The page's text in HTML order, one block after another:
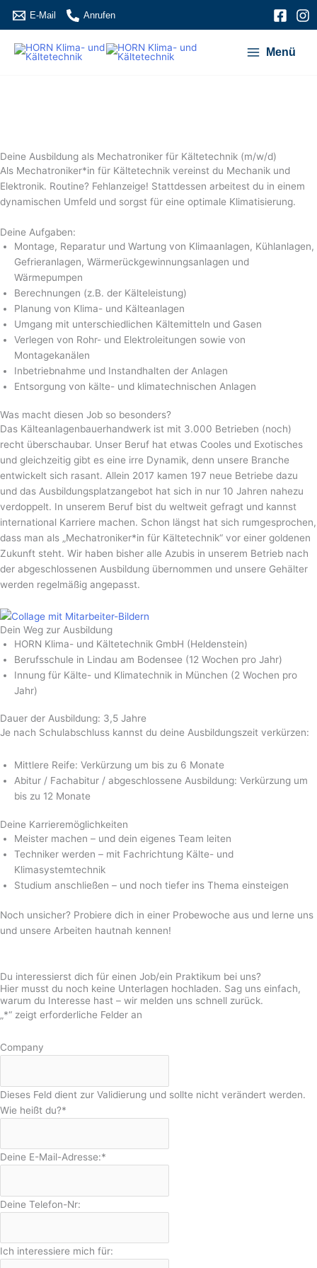
Inhalt
E-Mail Anrufen
Menü
Deine Aus­bildung als Mecha­troniker für Kälte­technik (m/w/d)
Als Mechatroniker*in für Kältetechnik vereinst du Mechanik und
Elektronik. Routine? Fehlanzeige! Stattdessen arbeitest du in einem
dynamischen Umfeld und sorgst für eine optimale Klimatisierung.
Deine Aufgaben:
Montage, Reparatur und Wartung von Klimaanlagen, Kühlanlagen,
Gefrieranlagen, Wärmerückgewinnungsanlagen und
Wärmepumpen
Berechnungen (z.B. der Kälteleistung)
Planung von Klima- und Kälteanlagen
Umgang mit unterschiedlichen Kältemitteln und Gasen
Verlegen von Rohr- und Elektroleitungen sowie von
Montagekanälen
Inbetriebnahme und Instandhalten der Anlagen
Entsorgung von kälte- und klimatechnischen Anlagen
Was macht diesen Job so besonders?
Das Kälteanlagen­bauer­handwerk ist mit 3.000 Betrieben (noch)
recht überschaubar. Unser Beruf hat etwas Cooles und Exotisches
und gleichzeitig gibt es eine irre Dynamik, denn unsere Branche
entwickelt sich rasant. Allein 2017 kamen 197 neue Betriebe dazu
und das Ausbildungs­platzangebot hat sich in nur 10 Jahren nahezu
verdoppelt. In unserem Beruf bist du weltweit gefragt und kannst
international Karriere machen. Schon längst hat sich rumgesprochen,
dass man als „Mechatroniker*in für Kältetechnik“ vor einer goldenen
Zukunft steht. Wir haben bisher alle Azubis in unserem Betrieb nach
der abgeschlossenen Ausbildung übernommen und unsere Gehälter
werden regelmäßig angepasst.
Dein Weg zur Ausbildung
HORN Klima- und Kältetechnik GmbH (Heldenstein)
Berufsschule in Lindau am Bodensee (12 Wochen pro Jahr)
Innung für Kälte- und Klimatechnik in München (2 Wochen pro
Jahr)
Dauer der Ausbildung: 3,5 Jahre
Je nach Schulabschluss kannst du deine Ausbildungszeit verkürzen:
Mittlere Reife: Verkürzung um bis zu 6 Monate
Abitur / Fachabitur / abgeschlossene Ausbildung: Verkürzung um
bis zu 12 Monate
Deine Karriere­möglichkeiten
Meister machen – und dein eigenes Team leiten
Techniker werden – mit Fachrichtung Kälte- und
Klimasystemtechnik
Studium anschließen – und noch tiefer ins Thema einsteigen
Noch unsicher? Probiere dich in einer Probewoche aus und lerne uns
und unsere Arbeiten hautnah kennen!
Du interessierst dich für einen Job/ein Praktikum bei uns?
Hier musst du noch keine Unterlagen hochladen. Sag uns einfach,
warum du Interesse hast – wir melden uns schnell zurück.
„*“ zeigt erforderliche Felder an
Company
Dieses Feld dient zur Validierung und sollte nicht verändert werden.
Wie heißt du?*
Deine E-Mail-Adresse:*
Deine Telefon-Nr:
Ich interessiere mich für: